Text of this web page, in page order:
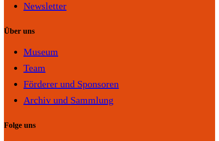
Newsletter
Über uns
Museum
Team
Förderer und Sponsoren
Archiv und Sammlung
Folge uns